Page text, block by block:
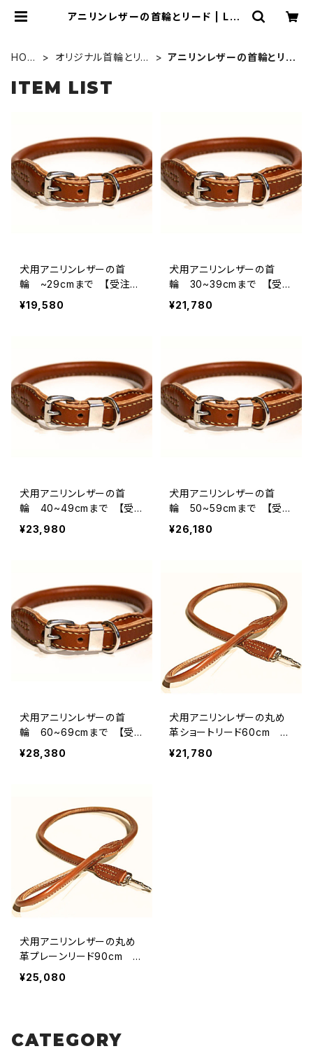
アニリンレザーの首輪とリード | LOV
HOM
オリジナル首輪とリー
アニリンレザーの首輪とリー
ITEM LIST
犬用アニリンレザーの首
輪 ~29cmまで 【受注製
作】LOVE&PEACE&DOGS
オリジナル
¥19,580
犬用アニリンレザーの首
輪 30~39cmまで 【受注
製作】LOVE&PEACE&DOG
Sオリジナル
¥21,780
犬用アニリンレザーの首
輪 40~49cmまで 【受
注製作】LOVE&PEACE&D
OGSオリジナル
¥23,980
犬用アニリンレザーの首
輪 50~59cmまで 【受注
製作】LOVE&PEACE&DOG
Sオリジナル
¥26,180
犬用アニリンレザーの首
輪 60~69cmまで 【受
注製作】LOVE&PEACE&D
OGSオリジナル
¥28,380
犬用アニリンレザーの丸め
革ショートリード60cm
【受注製作】LOVE&PEACE
&DOGSオリジナル
¥21,780
犬用アニリンレザーの丸め
革プレーンリード90cm
【受注製作】LOVE&PEACE
&DOGSオリジナル
¥25,080
CATEGORY